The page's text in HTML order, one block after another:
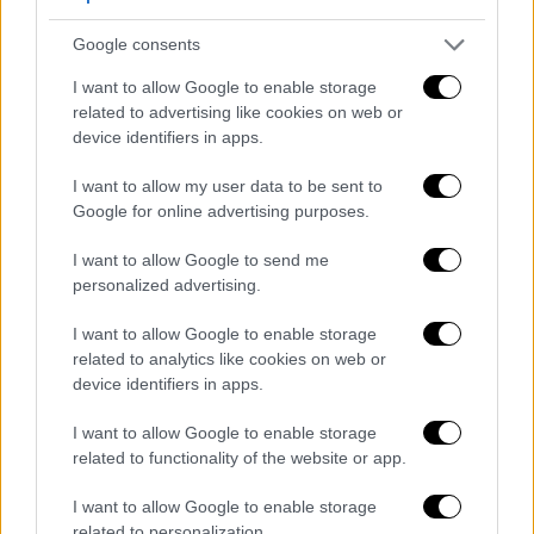
Google consents
I want to allow Google to enable storage
related to advertising like cookies on web or
device identifiers in apps.
I want to allow my user data to be sent to
Google for online advertising purposes.
I want to allow Google to send me
personalized advertising.
I want to allow Google to enable storage
related to analytics like cookies on web or
device identifiers in apps.
I want to allow Google to enable storage
related to functionality of the website or app.
I want to allow Google to enable storage